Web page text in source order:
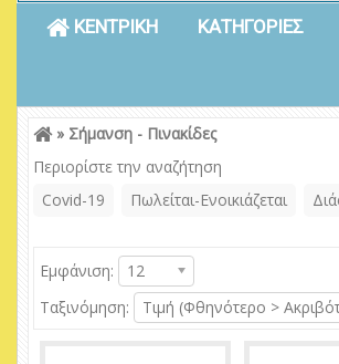
ΚΕΝΤΡΙΚΗ ΚΑΤΗΓΟΡΙΕΣ
Είσοδος
» Σήμανση - Πινακίδες
Περιορίστε την αναζήτηση
Covid-19
Πωλείται-Ενοικιάζεται
Εμφάνιση:
12
Ταξινόμηση:
Τιμή (Φθηνότερο >